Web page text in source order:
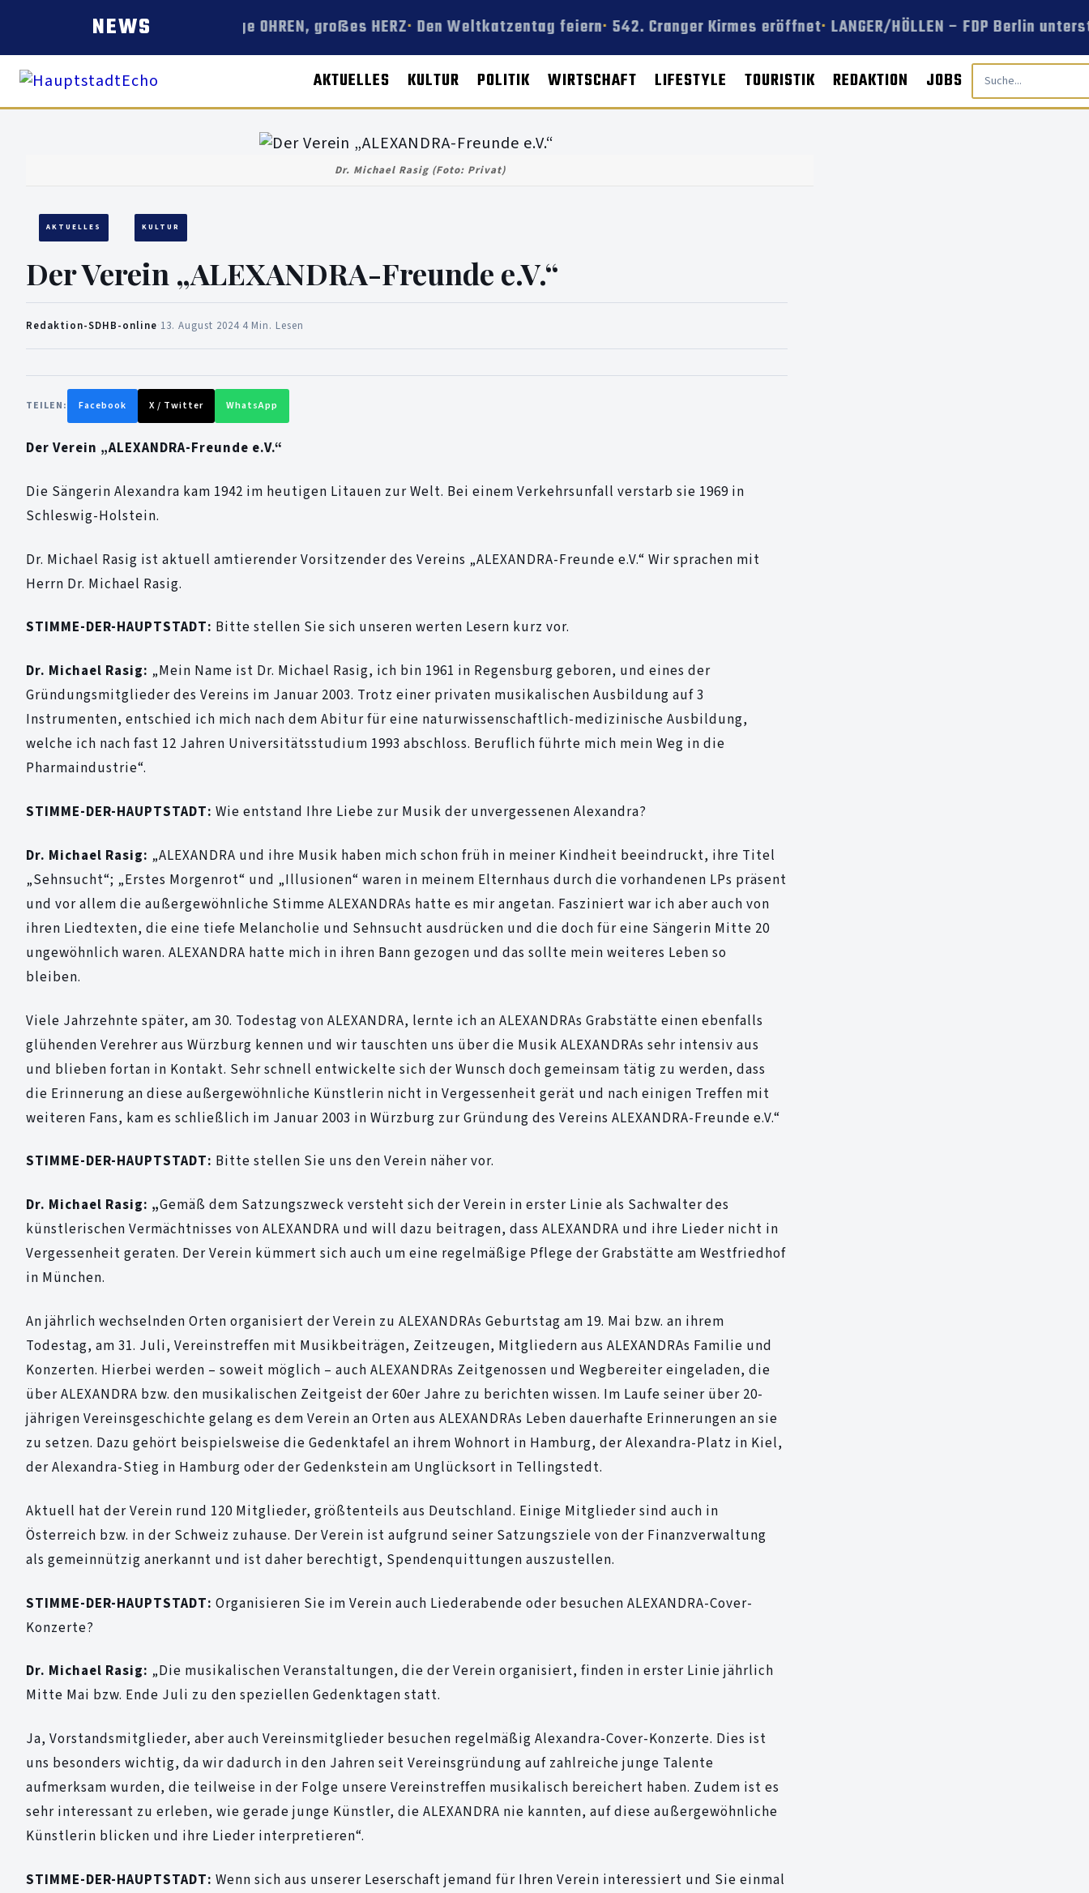
NEWS Lange OHREN, großes HERZ Den Weltkatzentag feiern 542. Cranger Kirmes eröffnet LANGER/HÖLLEN – FDP Berlin
AKTUELLES KULTUR POLITIK WIRTSCHAFT LIFESTYLE TOURISTIK REDAKTION JOBS
Dr. Michael Rasig (Foto: Privat)
AKTUELLES KULTUR
Der Verein „ALEXANDRA-Freunde e.V.“
Redaktion-SDHB-online 13. August 2024 4 Min. Lesen
TEILEN: Facebook X / Twitter WhatsApp
Der Verein „ALEXANDRA-Freunde e.V.“
Die Sängerin Alexandra kam 1942 im heutigen Litauen zur Welt. Bei einem Verkehrsunfall verstarb sie 1969 in
Schleswig-Holstein.
Dr. Michael Rasig ist aktuell amtierender Vorsitzender des Vereins „ALEXANDRA-Freunde e.V.“ Wir sprachen mit
Herrn Dr. Michael Rasig.
STIMME-DER-HAUPTSTADT: Bitte stellen Sie sich unseren werten Lesern kurz vor.
Dr. Michael Rasig: „Mein Name ist Dr. Michael Rasig, ich bin 1961 in Regensburg geboren, und eines der
Gründungsmitglieder des Vereins im Januar 2003. Trotz einer privaten musikalischen Ausbildung auf 3
Instrumenten, entschied ich mich nach dem Abitur für eine naturwissenschaftlich-medizinische Ausbildung,
welche ich nach fast 12 Jahren Universitätsstudium 1993 abschloss. Beruflich führte mich mein Weg in die
Pharmaindustrie“.
STIMME-DER-HAUPTSTADT: Wie entstand Ihre Liebe zur Musik der unvergessenen Alexandra?
Dr. Michael Rasig: „ALEXANDRA und ihre Musik haben mich schon früh in meiner Kindheit beeindruckt, ihre Titel
„Sehnsucht“; „Erstes Morgenrot“ und „Illusionen“ waren in meinem Elternhaus durch die vorhandenen LPs präsent
und vor allem die außergewöhnliche Stimme ALEXANDRAs hatte es mir angetan. Fasziniert war ich aber auch von
ihren Liedtexten, die eine tiefe Melancholie und Sehnsucht ausdrücken und die doch für eine Sängerin Mitte 20
ungewöhnlich waren. ALEXANDRA hatte mich in ihren Bann gezogen und das sollte mein weiteres Leben so
bleiben.
Viele Jahrzehnte später, am 30. Todestag von ALEXANDRA, lernte ich an ALEXANDRAs Grabstätte einen ebenfalls
glühenden Verehrer aus Würzburg kennen und wir tauschten uns über die Musik ALEXANDRAs sehr intensiv aus
und blieben fortan in Kontakt. Sehr schnell entwickelte sich der Wunsch doch gemeinsam tätig zu werden, dass
die Erinnerung an diese außergewöhnliche Künstlerin nicht in Vergessenheit gerät und nach einigen Treffen mit
weiteren Fans, kam es schließlich im Januar 2003 in Würzburg zur Gründung des Vereins ALEXANDRA-Freunde e.V.“
STIMME-DER-HAUPTSTADT: Bitte stellen Sie uns den Verein näher vor.
Dr. Michael Rasig: „Gemäß dem Satzungszweck versteht sich der Verein in erster Linie als Sachwalter des
künstlerischen Vermächtnisses von ALEXANDRA und will dazu beitragen, dass ALEXANDRA und ihre Lieder nicht in
Vergessenheit geraten. Der Verein kümmert sich auch um eine regelmäßige Pflege der Grabstätte am Westfriedhof
in München.
An jährlich wechselnden Orten organisiert der Verein zu ALEXANDRAs Geburtstag am 19. Mai bzw. an ihrem
Todestag, am 31. Juli, Vereinstreffen mit Musikbeiträgen, Zeitzeugen, Mitgliedern aus ALEXANDRAs Familie und
Konzerten. Hierbei werden – soweit möglich – auch ALEXANDRAs Zeitgenossen und Wegbereiter eingeladen, die
über ALEXANDRA bzw. den musikalischen Zeitgeist der 60er Jahre zu berichten wissen. Im Laufe seiner über 20-
jährigen Vereinsgeschichte gelang es dem Verein an Orten aus ALEXANDRAs Leben dauerhafte Erinnerungen an sie
zu setzen. Dazu gehört beispielsweise die Gedenktafel an ihrem Wohnort in Hamburg, der Alexandra-Platz in Kiel,
der Alexandra-Stieg in Hamburg oder der Gedenkstein am Unglücksort in Tellingstedt.
Aktuell hat der Verein rund 120 Mitglieder, größtenteils aus Deutschland. Einige Mitglieder sind auch in
Österreich bzw. in der Schweiz zuhause. Der Verein ist aufgrund seiner Satzungsziele von der Finanzverwaltung
als gemeinnützig anerkannt und ist daher berechtigt, Spendenquittungen auszustellen.
STIMME-DER-HAUPTSTADT: Organisieren Sie im Verein auch Liederabende oder besuchen ALEXANDRA-Cover-
Konzerte?
Dr. Michael Rasig: „Die musikalischen Veranstaltungen, die der Verein organisiert, finden in erster Linie jährlich
Mitte Mai bzw. Ende Juli zu den speziellen Gedenktagen statt.
Ja, Vorstandsmitglieder, aber auch Vereinsmitglieder besuchen regelmäßig Alexandra-Cover-Konzerte. Dies ist
uns besonders wichtig, da wir dadurch in den Jahren seit Vereinsgründung auf zahlreiche junge Talente
aufmerksam wurden, die teilweise in der Folge unsere Vereinstreffen musikalisch bereichert haben. Zudem ist es
sehr interessant zu erleben, wie gerade junge Künstler, die ALEXANDRA nie kannten, auf diese außergewöhnliche
Künstlerin blicken und ihre Lieder interpretieren“.
STIMME-DER-HAUPTSTADT: Wenn sich aus unserer Leserschaft jemand für Ihren Verein interessiert und Sie einmal